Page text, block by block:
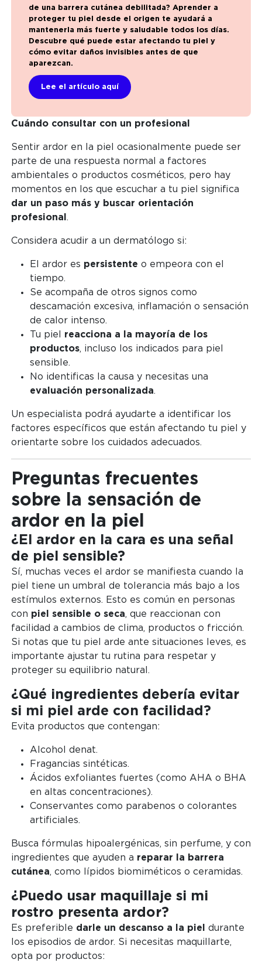
de una barrera cutánea debilitada? Aprender a
proteger tu piel desde el origen te ayudará a
mantenerla más fuerte y saludable todos los días.
Descubre qué puede estar afectando tu piel y
cómo evitar daños invisibles antes de que
aparezcan.
Lee el artículo aquí
Cuándo consultar con un profesional
Sentir ardor en la piel ocasionalmente puede ser
parte de una respuesta normal a factores
ambientales o productos cosméticos, pero hay
momentos en los que escuchar a tu piel significa
dar un paso más y buscar orientación
profesional .
Considera acudir a un dermatólogo si:
El ardor es persistente o empeora con el
tiempo.
Se acompaña de otros signos como
descamación excesiva, inflamación o sensación
de calor intenso.
Tu piel reacciona a la mayoría de los
productos, incluso los indicados para piel
sensible.
No identificas la causa y necesitas una
evaluación personalizada.
Un especialista podrá ayudarte a identificar los
factores específicos que están afectando tu piel y
orientarte sobre los cuidados adecuados.
Preguntas frecuentes
sobre la sensación de
ardor en la piel
¿El ardor en la cara es una señal
de piel sensible?
Sí, muchas veces el ardor se manifiesta cuando la
piel tiene un umbral de tolerancia más bajo a los
estímulos externos. Esto es común en personas
con piel sensible o seca, que reaccionan con
facilidad a cambios de clima, productos o fricción.
Si notas que tu piel arde ante situaciones leves, es
importante ajustar tu rutina para respetar y
proteger su equilibrio natural.
¿Qué ingredientes debería evitar
si mi piel arde con facilidad?
Evita productos que contengan:
Alcohol denat.
Fragancias sintéticas.
Ácidos exfoliantes fuertes (como AHA o BHA
en altas concentraciones).
Conservantes como parabenos o colorantes
artificiales.
Busca fórmulas hipoalergénicas, sin perfume, y con
ingredientes que ayuden a reparar la barrera
cutánea, como lípidos biomiméticos o ceramidas.
¿Puedo usar maquillaje si mi
rostro presenta ardor?
Es preferible darle un descanso a la piel
durante
los episodios de ardor. Si necesitas maquillarte,
opta por productos: